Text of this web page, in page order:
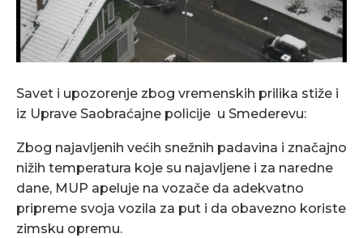
Savet i upozorenje zbog vremenskih prilika stiže i
iz Uprave Saobraćajne policije u Smederevu:
Zbog najavljenih većih snežnih padavina i značajno
nižih temperatura koje su najavljene i za naredne
dane, MUP apeluje na vozače da adekvatno
pripreme svoja vozila za put i da obavezno koriste
zimsku opremu.